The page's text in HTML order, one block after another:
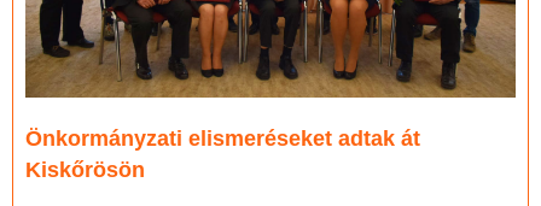
Önkormányzati elismeréseket adtak át
Kiskőrösön